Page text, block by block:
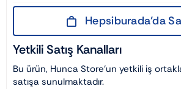
Hepsiburada’da
Yetkili Satış Kanalları
Bu ürün, Hunca Store’un yetkili iş
satışa sunulmaktadır.